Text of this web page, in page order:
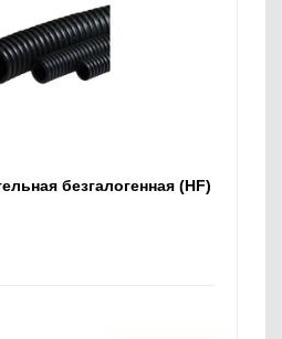
безгалогенная (HF)